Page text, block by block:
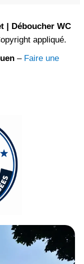
| Déboucher WC
appliqué.
– Faire une